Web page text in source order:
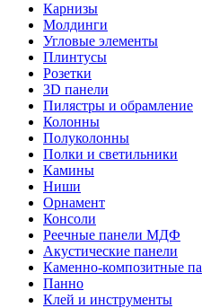
Карнизы
Молдинги
Угловые элементы
Плинтусы
Розетки
3D панели
Пилястры и обрамление
Колонны
Полуколонны
Полки и светильники
Камины
Ниши
Орнамент
Консоли
Реечные панели МДФ
Акустические панели
Каменно-композитные
Панно
Клей и инструменты